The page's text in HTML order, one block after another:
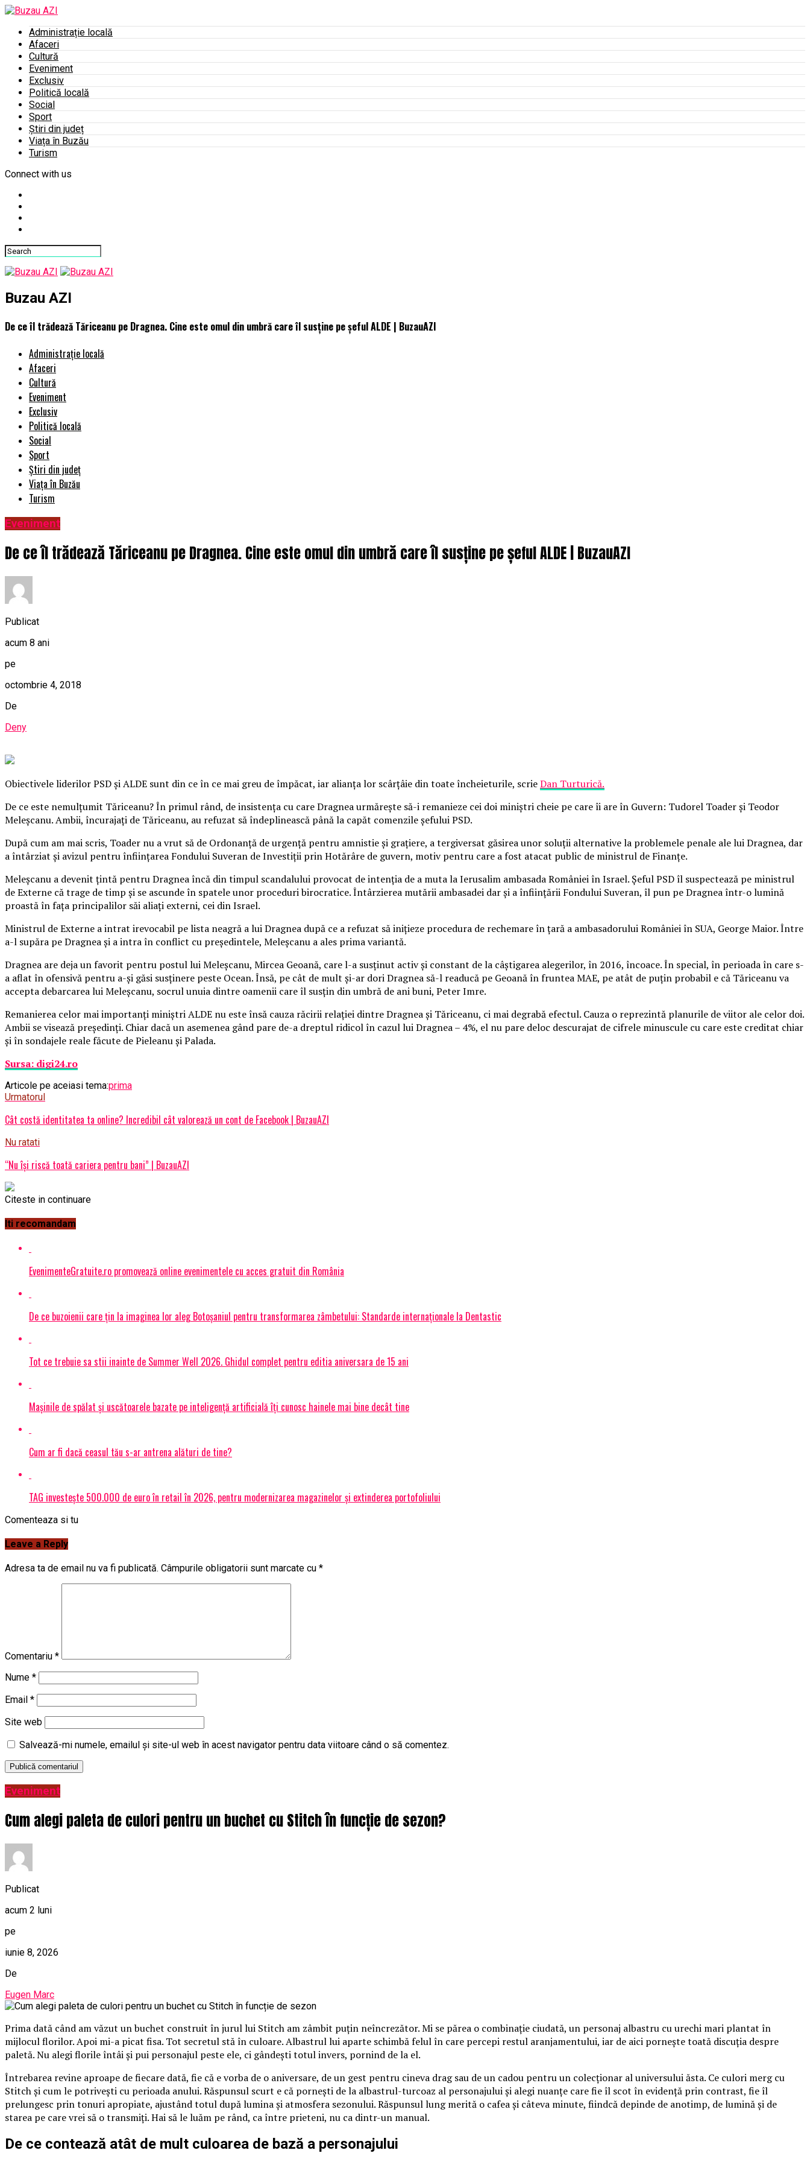
Administrație locală
Afaceri
Cultură
Eveniment
Exclusiv
Politică locală
Social
Sport
Știri din județ
Viața în Buzău
Turism
Connect with us
Buzau AZI
De ce îl trădează Tăriceanu pe Dragnea. Cine este omul din umbră care îl susține pe șeful ALDE | BuzauAZI
Administrație locală
Afaceri
Cultură
Eveniment
Exclusiv
Politică locală
Social
Sport
Știri din județ
Viața în Buzău
Turism
Eveniment
De ce îl trădează Tăriceanu pe Dragnea. Cine este omul din umbră care îl susține pe șeful ALDE | BuzauAZI
Publicat
acum 8 ani
pe
octombrie 4, 2018
De
Deny
Obiectivele liderilor PSD şi ALDE sunt din ce în ce mai greu de împăcat, iar alianţa lor scârţâie din toate încheieturile, scrieDan Turturică.
De ce este nemulţumit Tăriceanu? În primul rând, de insistenţa cu care Dragnea urmăreşte să-i remanieze cei doi miniştri cheie pe care îi are în Guvern: Tudorel Toader şi Teodor
Meleşcanu. Ambii, încurajaţi de Tăriceanu, au refuzat să îndeplinească până la capăt comenzile şefului PSD.
După cum am mai scris, Toader nu a vrut să de Ordonanţă de urgenţă pentru amnistie şi graţiere, a tergiversat găsirea unor soluţii alternative la problemele penale ale lui Dragnea, dar
a întârziat şi avizul pentru înfiinţarea Fondului Suveran de Investiţii prin Hotărâre de guvern, motiv pentru care a fost atacat public de ministrul de Finanţe.
Meleşcanu a devenit ţintă pentru Dragnea încă din timpul scandalului provocat de intenţia de a muta la Ierusalim ambasada României în Israel. Șeful PSD îl suspectează pe ministrul
de Externe că trage de timp şi se ascunde în spatele unor proceduri birocratice. Întârzierea mutării ambasadei dar şi a înfiinţării Fondului Suveran, îl pun pe Dragnea într-o lumină
proastă în faţa principalilor săi aliaţi externi, cei din Israel.
Ministrul de Externe a intrat irevocabil pe lista neagră a lui Dragnea după ce a refuzat să iniţieze procedura de rechemare în ţară a ambasadorului României în SUA, George Maior. Între
a-l supăra pe Dragnea şi a intra în conflict cu preşedintele, Meleşcanu a ales prima variantă.
Dragnea are deja un favorit pentru postul lui Meleşcanu, Mircea Geoană, care l-a susţinut activ şi constant de la câştigarea alegerilor, în 2016, încoace. În special, în perioada în care s-
a aflat în ofensivă pentru a-şi găsi susţinere peste Ocean. Însă, pe cât de mult şi-ar dori Dragnea să-l readucă pe Geoană în fruntea MAE, pe atât de puţin probabil e că Tăriceanu va
accepta debarcarea lui Meleşcanu, socrul unuia dintre oamenii care îl susţin din umbră de ani buni, Peter Imre.
Remanierea celor mai importanţi miniştri ALDE nu este însă cauza răcirii relaţiei dintre Dragnea şi Tăriceanu, ci mai degrabă efectul. Cauza o reprezintă planurile de viitor ale celor doi.
Ambii se visează preşedinţi. Chiar dacă un asemenea gând pare de-a dreptul ridicol în cazul lui Dragnea – 4%, el nu pare deloc descurajat de cifrele minuscule cu care este creditat chiar
şi în sondajele reale făcute de Pieleanu şi Palada.
Sursa: digi24.ro
Articole pe aceiasi tema:prima
Urmatorul
Cât costă identitatea ta online? Incredibil cât valorează un cont de Facebook | BuzauAZI
Nu ratati
“Nu își riscă toată cariera pentru bani” | BuzauAZI
Citeste in continuare
Iti recomandam
EvenimenteGratuite.ro promovează online evenimentele cu acces gratuit din România
De ce buzoienii care țin la imaginea lor aleg Botoșaniul pentru transformarea zâmbetului: Standarde internaționale la Dentastic
Tot ce trebuie sa stii inainte de Summer Well 2026. Ghidul complet pentru editia aniversara de 15 ani
Mașinile de spălat și uscătoarele bazate pe inteligență artificială îți cunosc hainele mai bine decât tine
Cum ar fi dacă ceasul tău s-ar antrena alături de tine?
TAG investește 500.000 de euro în retail în 2026, pentru modernizarea magazinelor și extinderea portofoliului
Comenteaza si tu
Leave a Reply
Adresa ta de email nu va fi publicată. Câmpurile obligatorii sunt marcate cu *
Comentariu *
Nume *
Email *
Site web
Salvează-mi numele, emailul și site-ul web în acest navigator pentru data viitoare când o să comentez.
Eveniment
Cum alegi paleta de culori pentru un buchet cu Stitch în funcție de sezon?
Publicat
acum 2 luni
pe
iunie 8, 2026
De
Eugen Marc
Prima dată când am văzut un buchet construit în jurul lui Stitch am zâmbit puțin neîncrezător. Mi se părea o combinație ciudată, un personaj albastru cu urechi mari plantat în
mijlocul florilor. Apoi mi-a picat fisa. Tot secretul stă în culoare. Albastrul lui aparte schimbă felul în care percepi restul aranjamentului, iar de aici pornește toată discuția despre
paletă. Nu alegi florile întâi și pui personajul peste ele, ci gândești totul invers, pornind de la el.
Întrebarea revine aproape de fiecare dată, fie că e vorba de o aniversare, de un gest pentru cineva drag sau de un cadou pentru un colecționar al universului ăsta. Ce culori merg cu
Stitch și cum le potrivești cu perioada anului. Răspunsul scurt e că pornești de la albastrul-turcoaz al personajului și alegi nuanțe care fie îl scot în evidență prin contrast, fie îl
prelungesc prin tonuri apropiate, ajustând totul după lumina și atmosfera sezonului. Răspunsul lung merită o cafea și câteva minute, fiindcă depinde de anotimp, de lumină și de
starea pe care vrei să o transmiți. Hai să le luăm pe rând, ca între prieteni, nu ca dintr-un manual.
De ce contează atât de mult culoarea de bază a personajului